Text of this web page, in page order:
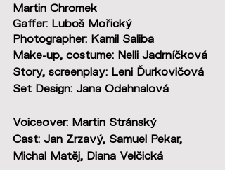
Martin Chromek
Gaffer: Luboš Mořický
Photographer: Kamil Saliba
Make-up, costume: Nelli Jadrníčková
Story, screenplay: Leni Ďurkovičová
Set Design: Jana Odehnalová
Voiceover: Martin Stránský
Cast: Jan Zrzavý, Samuel Pekar,
Michal Matěj, Diana Velčická